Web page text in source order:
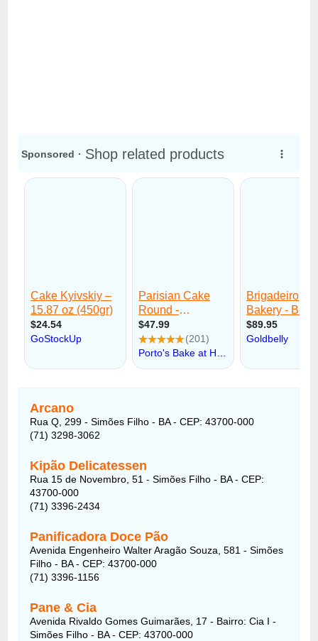
Arcano
Rua Q, 299 - Simões Filho - BA - CEP: 43700-000
(71) 3298-3062
Kipão Delicatessen
Rua 15 de Novembro, 51 - Simões Filho - BA - CEP:
43700-000
(71) 3396-2434
Panificadora Doce Pão
Avenida Engenheiro Walter Aragão Souza, 581 - Simões
Filho - BA - CEP: 43700-000
(71) 3396-1156
Pane & Cia
Avenida Rivaldo Gomes Guimarães, 17 - Bairro: Cia I -
Simões Filho - BA - CEP: 43700-000